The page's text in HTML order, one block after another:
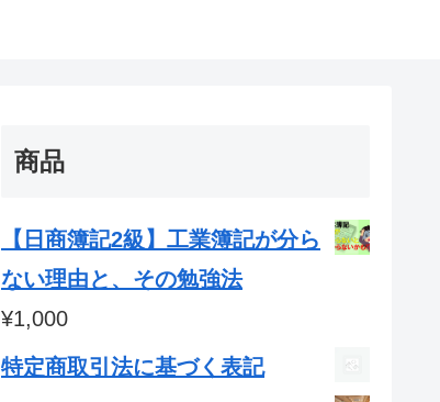
商品
【日商簿記2級】工業簿記が分ら
ない理由と、その勉強法
¥1,000
特定商取引法に基づく表記